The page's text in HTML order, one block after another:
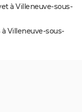
à Villeneuve-sous-
Villeneuve-sous-